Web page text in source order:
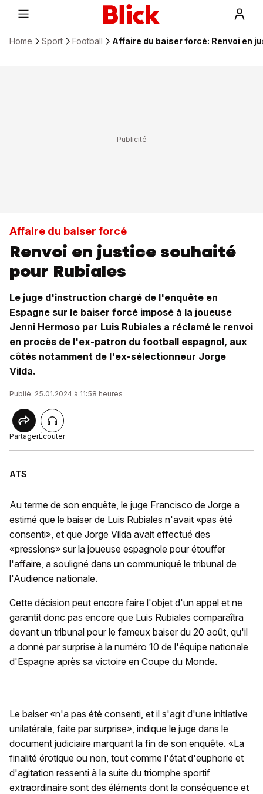
Home Sport Football Affaire du baiser forcé: Renvoi en
Affaire du baiser forcé
Renvoi en justice souhaité
pour Rubiales
Le juge d'instruction chargé de l'enquête en
Espagne sur le baiser forcé imposé à la joueuse
Jenni Hermoso par Luis Rubiales a réclamé le renvoi
en procès de l'ex-patron du football espagnol, aux
côtés notamment de l'ex-sélectionneur Jorge
Vilda.
Publié: 25.01.2024 à 11:58 heures
PartagerÉcouter
ATS
Au terme de son enquête, le juge Francisco de Jorge a
estimé que le baiser de Luis Rubiales n'avait «pas été
consenti», et que Jorge Vilda avait effectué des
«pressions» sur la joueuse espagnole pour étouffer
l'affaire, a souligné dans un communiqué le tribunal de
l'Audience nationale.
Cette décision peut encore faire l'objet d'un appel et ne
garantit donc pas encore que Luis Rubiales comparaîtra
devant un tribunal pour le fameux baiser du 20 août, qu'il
a donné par surprise à la numéro 10 de l'équipe nationale
d'Espagne après sa victoire en Coupe du Monde.
Le baiser «n'a pas été consenti, et il s'agit d'une initiative
unilatérale, faite par surprise», indique le juge dans le
document judiciaire marquant la fin de son enquête. «La
finalité érotique ou non, tout comme l'état d'euphorie et
d'agitation ressenti à la suite du triomphe sportif
extraordinaire sont des éléments dont la conséquence et